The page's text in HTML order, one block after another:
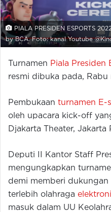
PIALA PRESIDEN ESPORTS
by BCA. Foto: kanal Youtube
Turnamen Piala Presiden
resmi dibuka pada,
Pembukaan turnamen E-
oleh upacara kick-off
Djakarta Theater, Jakarta
Deputi II Kantor Staff
mengungkapkan
demi memberi
terlebih olahraga
masuk dalam UU